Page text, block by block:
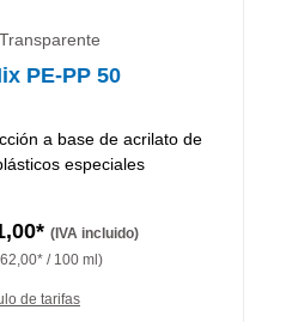
PE-PP 50
a base de acrilato de
especiales
(IVA incluido)
/ 100 ml)
de tarifas